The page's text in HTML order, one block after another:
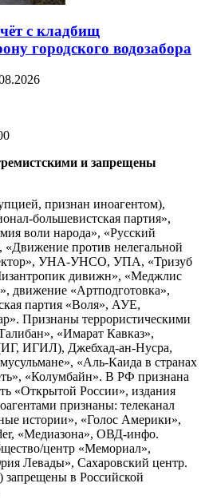
с кладбищ
городского водозабора
и запрещены
признан иноагентом),
большевистская партия»,
воли народа», «Русский
против нелегальной
УНА-УНСО, УПА, «Тризуб
дивижн», «Меджлис
движение «Артподготовка»,
партия «Воля», АУЕ,
Признаны террористическими
«Имарат Кавказ»,
(ИГ, ИГИЛ), Джебхад-ан-Нусра,
«Аль-Каида в странах
«Колумбайн». В РФ признана
«Открытой России», издания
признаны: телеканал
истории», «Голос Америки»,
«Медиазона», ОВД-инфо.
центр «Мемориал»,
Левады», Сахаровский центр.
запрещены в Российской